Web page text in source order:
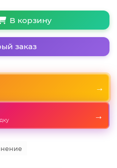
В корзину
заказ
→
→